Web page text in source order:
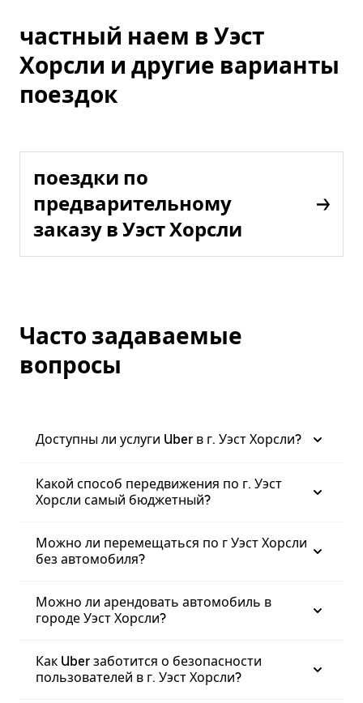
частный наем в Уэст
Хорсли и другие варианты
поездок
поездки по
предварительному
заказу в Уэст Хорсли
Часто задаваемые
вопросы
Доступны ли услуги Uber в г. Уэст Хорсли?
Какой способ передвижения по г. Уэст
Хорсли самый бюджетный?
Можно ли перемещаться по г Уэст Хорсли
без автомобиля?
Можно ли арендовать автомобиль в
городе Уэст Хорсли?
Как Uber заботится о безопасности
пользователей в г. Уэст Хорсли?